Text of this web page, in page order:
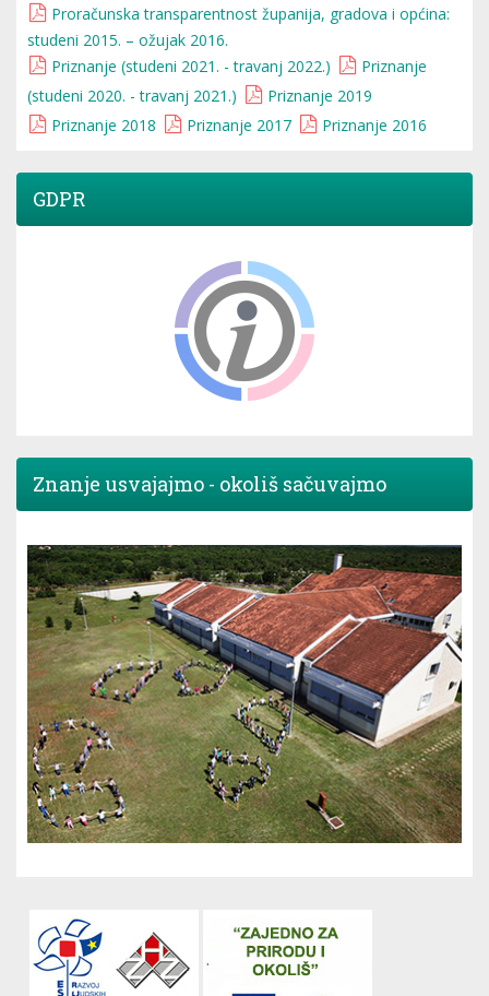
Proračunska transparentnost županija, gradova i općina:
studeni 2015. – ožujak 2016.
Priznanje (studeni 2021. - travanj 2022.)
Priznanje
(studeni 2020. - travanj 2021.)
Priznanje 2019
Priznanje 2018
Priznanje 2017 Priznanje 2016
GDPR
Znanje usvajajmo - okoliš sačuvajmo